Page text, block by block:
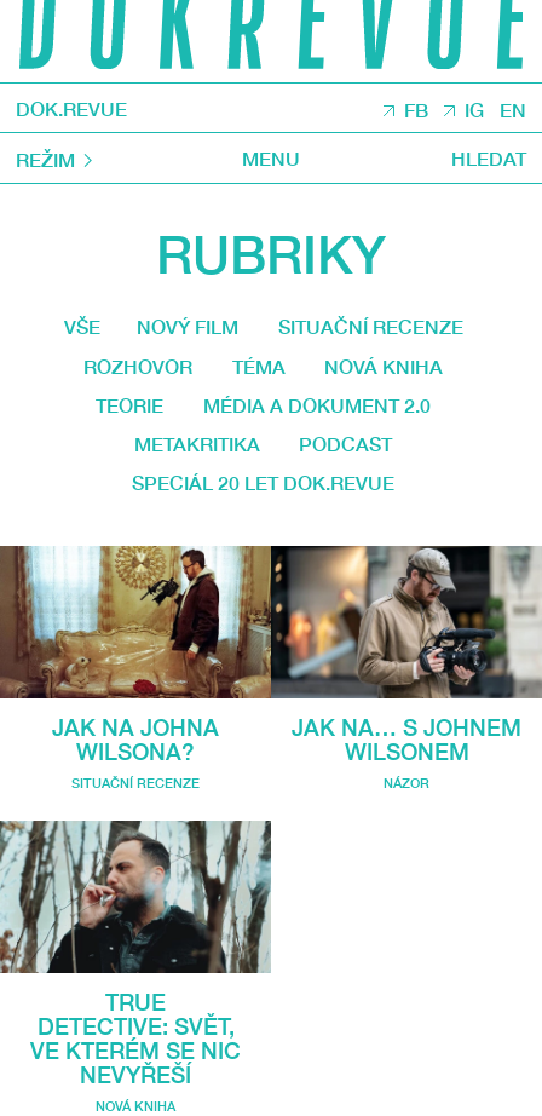
DOK.REVUE FB IG EN
REŽIM MENU HLEDAT
RUBRIKY
VŠE NOVÝ FILM
SITUAČNÍ RECENZE
ROZHOVOR
TÉMA
NOVÁ KNIHA
TEORIE
MÉDIA A DOKUMENT 2.0
METAKRITIKA
PODCAST
SPECIÁL 20 LET DOK.REVUE
JAK NA JOHNA
WILSONA?
SITUAČNÍ RECENZE
TRUE
DETECTIVE: SVĚT,
VE KTERÉM SE NIC
NEVYŘEŠÍ
NOVÁ KNIHA
JAK NA… S JOHNEM
WILSONEM
NÁZOR